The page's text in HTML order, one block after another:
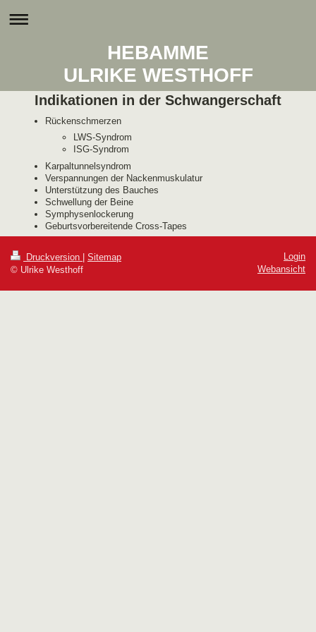
HEBAMME
ULRIKE WESTHOFF
Indikationen in der Schwangerschaft
Rückenschmerzen
LWS-Syndrom
ISG-Syndrom
Karpaltunnelsyndrom
Verspannungen der Nackenmuskulatur
Unterstützung des Bauches
Schwellung der Beine
Symphysenlockerung
Geburtsvorbereitende Cross-Tapes
Druckversion
Sitemap
© Ulrike Westhoff
Login
Webansicht